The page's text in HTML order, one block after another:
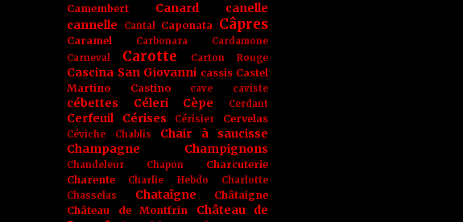
Camembert
Canard
canelle
cannelle
Cantal Caponata Câpres
Caramel Carbonara
Cardamone
Carneval
Carotte Carton Rouge
Cascina San Giovanni cassis Castel
Martino
Castino cave caviste
cébettes Céleri Cèpe Cerdant
Cerfeuil Cérises Cérisier Cervelas
Céviche Chablis
Chair à saucisse
Champagne
Champignons
Chandeleur Chapon
Charcuterie
Charente
Charlie Hebdo
Charlotte
Chasselas
Chataîgne
Châtaigne
Château de Montfrin
Château de